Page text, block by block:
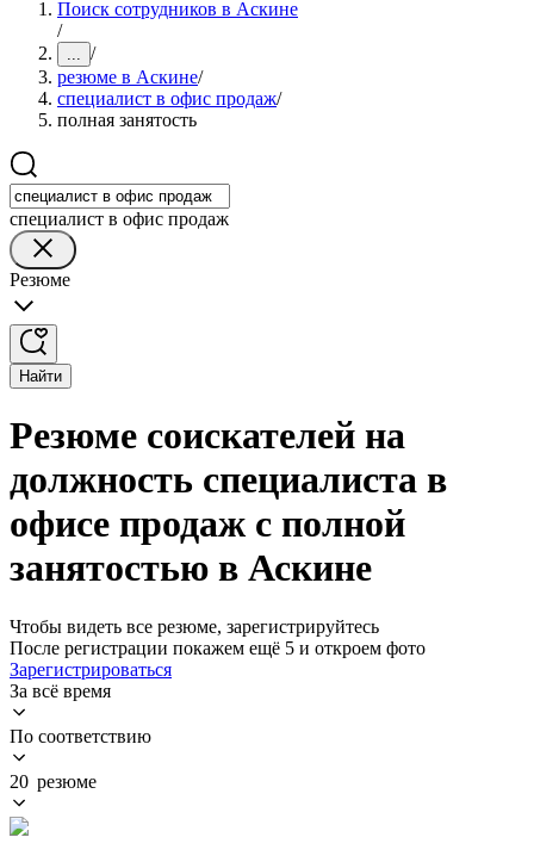
Поиск сотрудников в Аскине
/
... /
резюме в Аскине/
специалист в офис продаж/
полная занятость
специалист в офис продаж
Резюме
Найти
Резюме соискателей на
должность специалиста в
офисе продаж с полной
занятостью в Аскине
Чтобы видеть все резюме, зарегистрируйтесь
После регистрации покажем ещё 5 и откроем фото
Зарегистрироваться
За всё время
По соответствию
20 резюме